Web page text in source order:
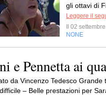
gli ottavi di
Leggere il
Il 02
NONE
e Pennetta ai
da Vincenzo Tedesco
– Belle prestazioni per